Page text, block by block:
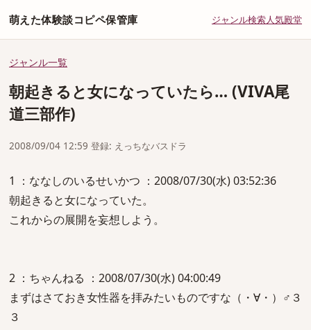
萌えた体験談コピペ保管庫 ジャンル検索人気殿堂
ジャンル一覧
朝起きると女になっていたら… (VIVA尾
道三部作)
2008/09/04 12:59 登録: えっちなバスドラ
1 ：ななしのいるせいかつ ：2008/07/30(水) 03:52:36
朝起きると女になっていた。
これからの展開を妄想しよう。
2 ：ちゃんねる ：2008/07/30(水) 04:00:49
まずはさておき女性器を拝みたいものですな（・∀・）♂３
３